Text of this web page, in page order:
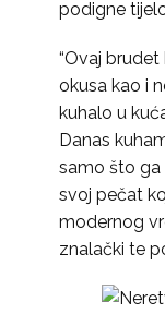
podigne
“Ovaj
okusa kao i
kuhalo u
Danas
samo što ga
svoj pečat
modernog
znalački te